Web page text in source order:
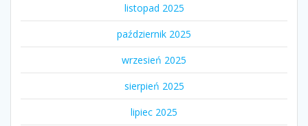
listopad 2025
październik 2025
wrzesień 2025
sierpień 2025
lipiec 2025